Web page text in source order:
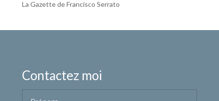
La Gazette de Francisco Serrato
Contactez moi